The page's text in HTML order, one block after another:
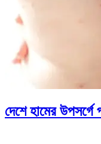
দেশে হামের